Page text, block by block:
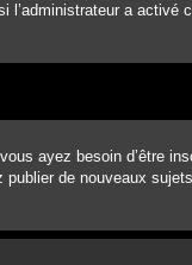
a activé
ayez besoin d’être
de nouveaux